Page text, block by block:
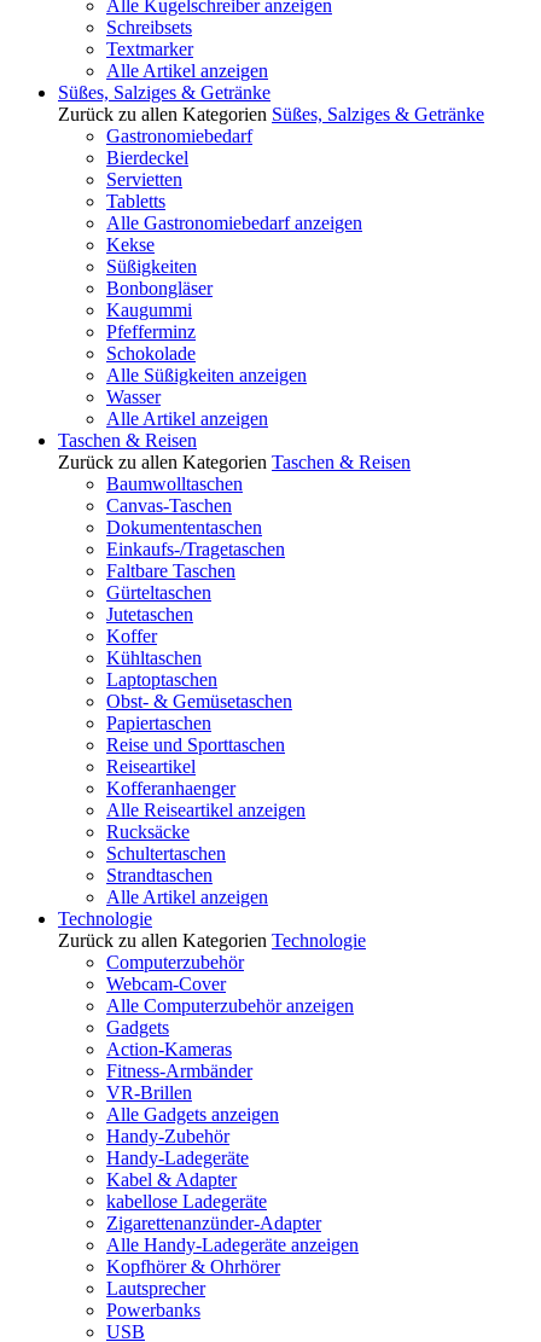
Alle Kugelschreiber anzeigen
Schreibsets
Textmarker
Alle Artikel anzeigen
Süßes, Salziges & Getränke
Zurück zu allen Kategorien Süßes, Salziges & Getränke
Gastronomiebedarf
Bierdeckel
Servietten
Tabletts
Alle Gastronomiebedarf anzeigen
Kekse
Süßigkeiten
Bonbongläser
Kaugummi
Pfefferminz
Schokolade
Alle Süßigkeiten anzeigen
Wasser
Alle Artikel anzeigen
Taschen & Reisen
Zurück zu allen Kategorien Taschen & Reisen
Baumwolltaschen
Canvas-Taschen
Dokumententaschen
Einkaufs-/Tragetaschen
Faltbare Taschen
Gürteltaschen
Jutetaschen
Koffer
Kühltaschen
Laptoptaschen
Obst- & Gemüsetaschen
Papiertaschen
Reise und Sporttaschen
Reiseartikel
Kofferanhaenger
Alle Reiseartikel anzeigen
Rucksäcke
Schultertaschen
Strandtaschen
Alle Artikel anzeigen
Technologie
Zurück zu allen Kategorien Technologie
Computerzubehör
Webcam-Cover
Alle Computerzubehör anzeigen
Gadgets
Action-Kameras
Fitness-Armbänder
VR-Brillen
Alle Gadgets anzeigen
Handy-Zubehör
Handy-Ladegeräte
Kabel & Adapter
kabellose Ladegeräte
Zigarettenanzünder-Adapter
Alle Handy-Ladegeräte anzeigen
Kopfhörer & Ohrhörer
Lautsprecher
Powerbanks
USB